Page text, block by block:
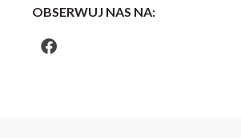
OBSERWUJ NAS NA: